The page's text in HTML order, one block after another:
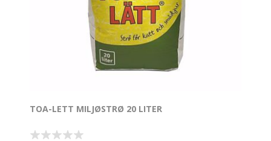
TOA-LETT MILJØSTRØ 20 LITER